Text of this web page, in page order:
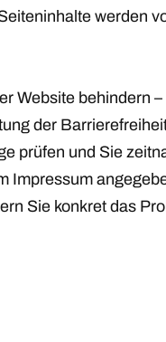
werden
Website behindern
der
prüfen und Sie
Impressum
Sie konkret das